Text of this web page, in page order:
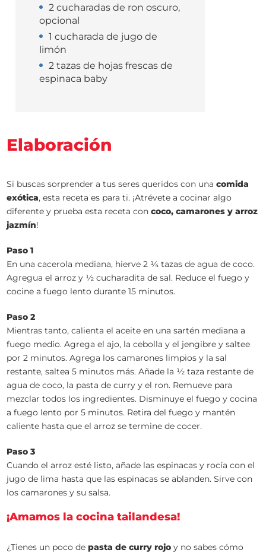
2 cucharadas de ron oscuro,
opcional
1 cucharada de jugo de
limón
2 tazas de hojas frescas de
espinaca baby
Elaboración
Si buscas sorprender a tus seres queridos con unacomida
exótica, esta receta es para ti. ¡Atrévete a cocinar algo
diferente y prueba esta receta concoco, camarones y arroz
jazmín!
Paso 1
En una cacerola mediana, hierve 2 ¼ tazas de agua de coco.
Agregua el arroz y ½ cucharadita de sal. Reduce el fuego y
cocine a fuego lento durante 15 minutos.
Paso 2
Mientras tanto, calienta el aceite en una sartén mediana a
fuego medio. Agrega el ajo, la cebolla y el jengibre y saltee
por 2 minutos. Agrega los camarones limpios y la sal
restante, saltea 5 minutos más. Añade la ½ taza restante de
agua de coco, la pasta de curry y el ron. Remueve para
mezclar todos los ingredientes. Disminuye el fuego y cocina
a fuego lento por 5 minutos. Retira del fuego y mantén
caliente hasta que el arroz se termine de cocer.
Paso 3
Cuando el arroz esté listo, añade las espinacas y rocía con el
jugo de lima hasta que las espinacas se ablanden. Sirve con
los camarones y su salsa.
¡Amamos la cocina tailandesa!
¿Tienes un poco depasta de curry rojo y no sabes cómo